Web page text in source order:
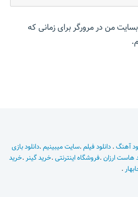
من در مرورگر برای زمانی که
آهنگ.دانلود فیلم.سایت میبینیم.دانلود بازی
هاست ارزان.فروشگاه اینترنتی.خرید گینر .خرید
.